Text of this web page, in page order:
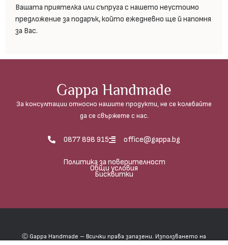
Вашата приятелка или съпруга с нашето неустоимо
предложение за подарък, който ежедневно ще й напомня
за Вас.
Gappa Handmade
За консултации относно нашите продукти, не се колебайте
да се свържете с нас.
0877 898 915 office@gappa.bg
Политика за поверителност
Общи условия
Бисквитки
Ⓒ Gappa Handmade – Всички права запазени. Използването на